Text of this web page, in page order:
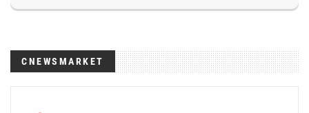
CNEWSMARKET